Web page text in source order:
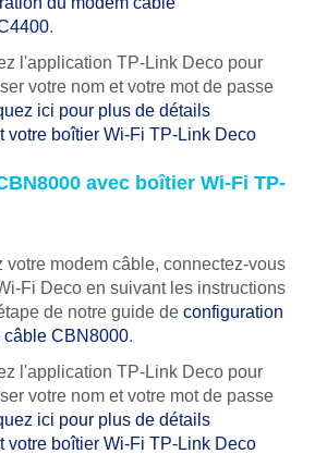
.
l'application TP-Link Deco pour
votre nom et votre mot de passe
ici pour plus de détails
votre boîtier Wi-Fi TP-Link Deco
avec boîtier Wi-Fi TP-
votre modem câble, connectez-vous
Fi Deco en suivant les instructions
de notre guide de configuration
câble CBN8000.
l'application TP-Link Deco pour
votre nom et votre mot de passe
ici pour plus de détails
votre boîtier Wi-Fi TP-Link Deco